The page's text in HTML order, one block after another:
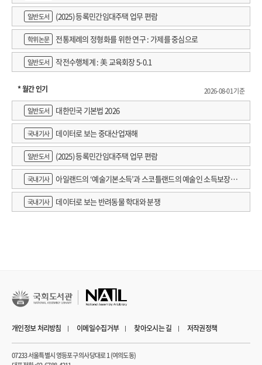
일반도서 (2025) 등록민간임대주택 업무 편람
학위논문 전통제례의 정형화를 위한 연구 : 가제를 중심으로
일반도서 작전수행체계 : 美 교육회장 5-0.1
* 월간 인기
2026-08-01 기준
일반도서
대한민국 기본법 2026
국내기사 데이터로 보는 중대산업재해
일반도서 (2025) 등록민간임대주택 업무 편람
국내기사
아일랜드의 ‘예술기본소득’과 스코틀랜드의 예술인 소득보장정
책 논의
국내기사 데이터로 보는 반려동물 학대와 분쟁
개인정보 처리방침 이메일수집거부 찾아오시는 길 저작권정책
07233 서울특별시 영등포구 의사당대로 1 (여의도동)